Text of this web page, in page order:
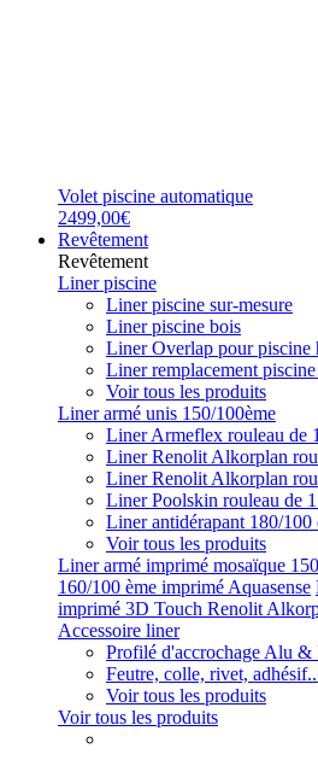
Volet piscine automatique
2499,00€
Revêtement
Revêtement
Liner piscine
Liner piscine sur-mesure
Liner piscine bois
Liner Overlap pour piscine
Liner remplacement
Voir tous les produits
Liner armé unis 150/100ème
Liner Armeflex rouleau de
Liner Renolit Alkorplan
Liner Renolit Alkorplan
Liner Poolskin rouleau de
Liner antidérapant 180/
Voir tous les produits
Liner armé imprimé mosaïque
160/100 ème imprimé Aquasense
imprimé 3D Touch Renolit
Accessoire liner
Profilé d'accrochage Alu &
Feutre, colle, rivet,
Voir tous les produits
Voir tous les produits